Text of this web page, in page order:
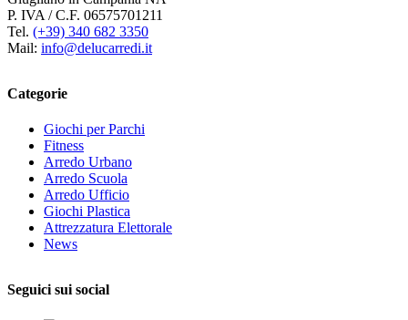
P. IVA / C.F. 06575701211
Tel. (+39) 340 682 3350
Mail: info@delucarredi.it
Categorie
Giochi per Parchi
Fitness
Arredo Urbano
Arredo Scuola
Arredo Ufficio
Giochi Plastica
Attrezzatura Elettorale
News
Seguici sui social